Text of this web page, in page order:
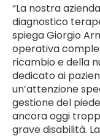
“La nostra
diagnostico
spiega Giorgio
operativa
ricambio e della
dedicato ai
un’attenzione
gestione del
ancora oggi
grave disabilità.